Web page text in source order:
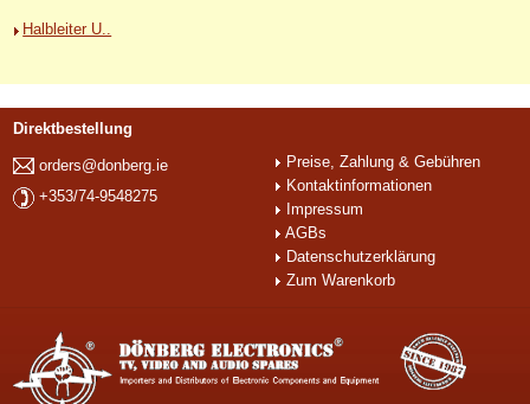
Halbleiter U..
Direktbestellung
orders@donberg.ie
+353/74-9548275
Preise, Zahlung & Gebühren
Kontaktinformationen
Impressum
AGBs
Datenschutzerklärung
Zum Warenkorb